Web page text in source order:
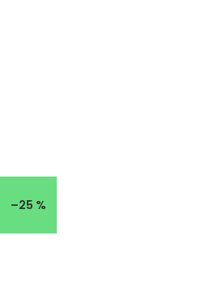
–25 %